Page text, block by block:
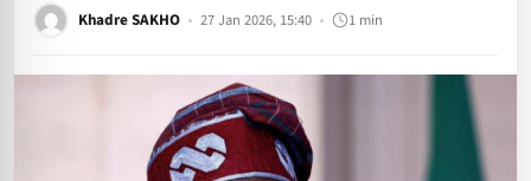
Khadre SAKHO 27 Jan 2026, 15:40 1 min